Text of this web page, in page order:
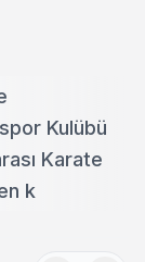
Kulübü
Karate
k